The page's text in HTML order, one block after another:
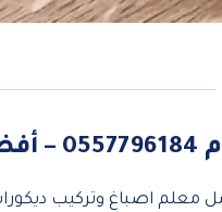
اصباغ وتركيب